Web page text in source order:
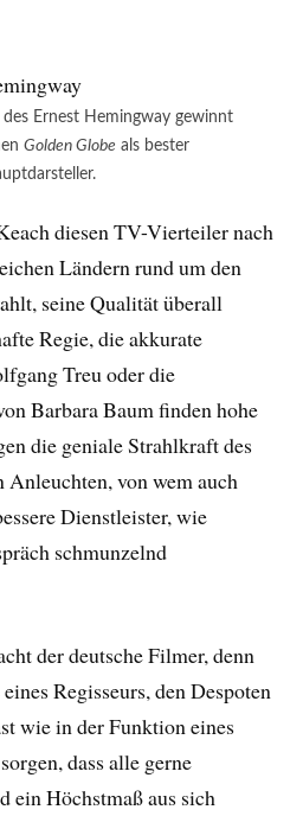
Ernest Hemingway gewinnt
Golden Globe als bester
diesen TV-Vierteiler nach
Ländern rund um den
seine Qualität überall
Regie, die akkurate
Treu oder die
Barbara Baum finden hohe
die geniale Strahlkraft des
Anleuchten, von wem auch
Dienstleister, wie
schmunzelnd
der deutsche Filmer, denn
Regisseurs, den Despoten
wie in der Funktion eines
dass alle gerne
ein Höchstmaß aus sich